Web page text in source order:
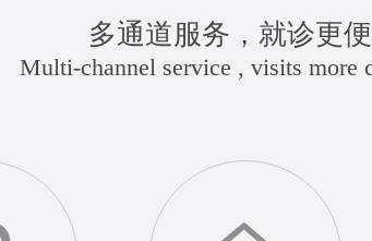
多通道服务，就诊更
Multi-channel service , visits more